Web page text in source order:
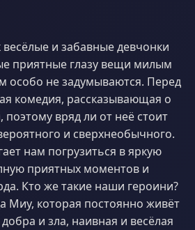
и забавные девчонки
приятные глазу вещи милым
особо не задумываются. Перед
комедия, рассказывающая о
поэтому вряд ли от неё стоит
и сверхнеобычного.
нам погрузиться в яркую
приятных моментов и
Кто же такие наши героини?
Миу, которая постоянно живёт
и зла, наивная и весёлая